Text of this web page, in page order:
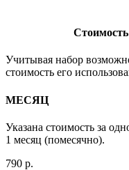
Учитывая набор
стоимость его
МЕСЯЦ
Указана стоимость за
1 месяц (помесячно).
790 р.